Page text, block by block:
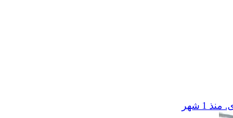
منذ 1 شهر